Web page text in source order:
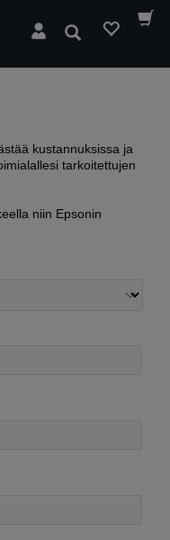
Hae
kustannuksissa ja
tarkoitettujen
niin Epsonin